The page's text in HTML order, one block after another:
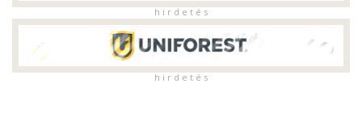
h i r d e t é s
h i r d e t é s